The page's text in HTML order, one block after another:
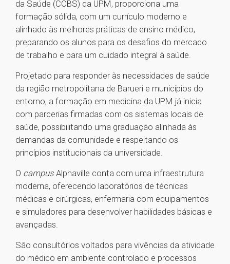
da Saúde (CCBS) da UPM, proporciona uma
formação sólida, com um currículo moderno e
alinhado às melhores práticas de ensino médico,
preparando os alunos para os desafios do mercado
de trabalho e para um cuidado integral à saúde.
Projetado para responder às necessidades de saúde
da região metropolitana de Barueri e municípios do
entorno, a formação em medicina da UPM já inicia
com parcerias firmadas com os sistemas locais de
saúde, possibilitando uma graduação alinhada às
demandas da comunidade e respeitando os
princípios institucionais da universidade.
O campus Alphaville conta com uma infraestrutura
moderna, oferecendo laboratórios de técnicas
médicas e cirúrgicas, enfermaria com equipamentos
e simuladores para desenvolver habilidades básicas e
avançadas.
São consultórios voltados para vivências da atividade
do médico em ambiente controlado e processos